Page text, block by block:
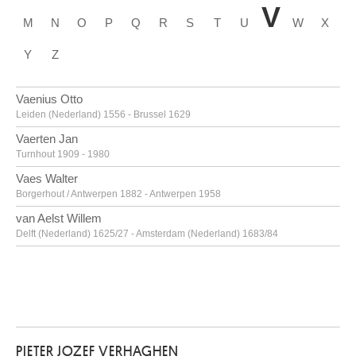
M N O P Q R S T U V W X
Y Z
Vaenius Otto
Leiden (Nederland) 1556 - Brussel 1629
Vaerten Jan
Turnhout 1909 - 1980
Vaes Walter
Borgerhout / Antwerpen 1882 - Antwerpen 1958
van Aelst Willem
Delft (Nederland) 1625/27 - Amsterdam (Nederland) 1683/84
Schaarbeek / Brussel 1918 - Brussel 1961
PIETER JOZEF VERHAGHEN